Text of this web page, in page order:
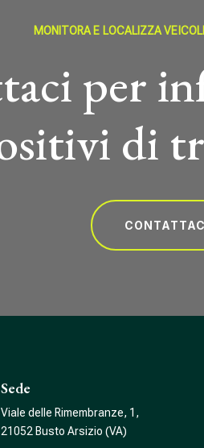
MONITORA E LOCALIZZA
per
di
Sede
Viale delle Rimembranze, 1,
21052 Busto Arsizio (VA)